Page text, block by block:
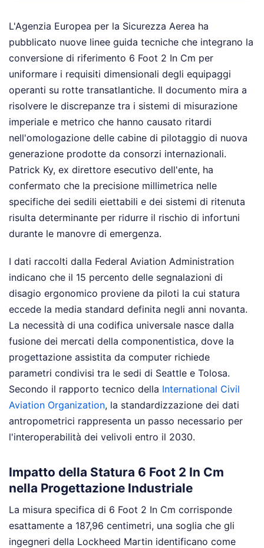
L'Agenzia Europea per la Sicurezza Aerea ha
pubblicato nuove linee guida tecniche che integrano la
conversione di riferimento 6 Foot 2 In Cm per
uniformare i requisiti dimensionali degli equipaggi
operanti su rotte transatlantiche. Il documento mira a
risolvere le discrepanze tra i sistemi di misurazione
imperiale e metrico che hanno causato ritardi
nell'omologazione delle cabine di pilotaggio di nuova
generazione prodotte da consorzi internazionali.
Patrick Ky, ex direttore esecutivo dell'ente, ha
confermato che la precisione millimetrica nelle
specifiche dei sedili eiettabili e dei sistemi di ritenuta
risulta determinante per ridurre il rischio di infortuni
durante le manovre di emergenza.
I dati raccolti dalla Federal Aviation Administration
indicano che il 15 percento delle segnalazioni di
disagio ergonomico proviene da piloti la cui statura
eccede la media standard definita negli anni novanta.
La necessità di una codifica universale nasce dalla
fusione dei mercati della componentistica, dove la
progettazione assistita da computer richiede
parametri condivisi tra le sedi di Seattle e Tolosa.
Secondo il rapporto tecnico della International Civil
Aviation Organization, la standardizzazione dei dati
antropometrici rappresenta un passo necessario per
l'interoperabilità dei velivoli entro il 2030.
Impatto della Statura 6 Foot 2 In Cm
nella Progettazione Industriale
La misura specifica di 6 Foot 2 In Cm corrisponde
esattamente a 187,96 centimetri, una soglia che gli
ingegneri della Lockheed Martin identificano come